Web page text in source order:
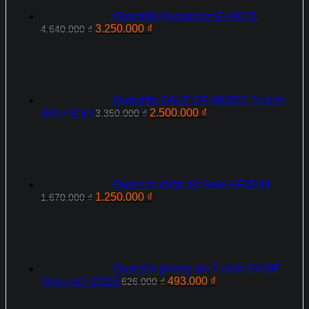
Quạt trần Panasonic F‑48CZL
4.640.000₫ Giá
3.250.000 ₫
Quạt trần GALE CF-60GDC 5 cánh
(Màu xám) 3.350.000₫ Giá
2.500.000 ₫
Quạt sàn chân rút Gale HF450N
1.670.000₫ Giá
1.250.000 ₫
Quạt sàn phong lan 7 cánh S400P
(mẫu mới 2025) 626.000₫ Giá
493.000 ₫